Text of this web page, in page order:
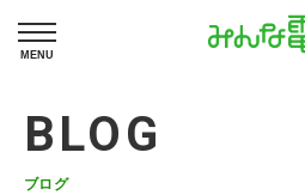
MENU
BLOG
ブログ